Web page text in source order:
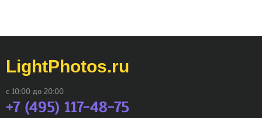
LightPhotos.ru
с 10:00 до 20:00
+7 (495) 117-48-75